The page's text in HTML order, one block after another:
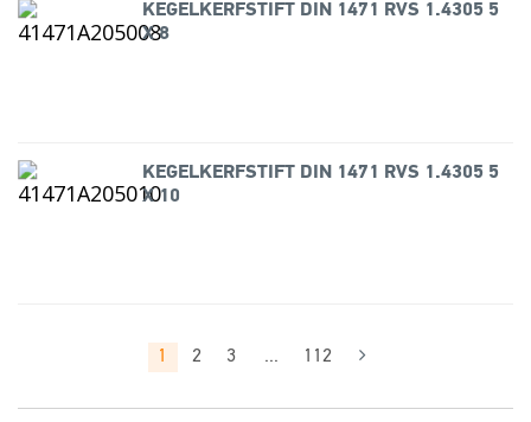
KEGELKERFSTIFT DIN 1471 RVS 1.4305 5
X 8
KEGELKERFSTIFT DIN 1471 RVS 1.4305 5
X 10
1 2 3 ... 112